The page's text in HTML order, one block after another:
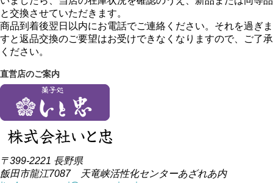
と交換させていただきます。
商品到着後翌日以内にお電話でご連絡ください。それを過ぎま
すと返品交換のご要望はお受けできなくなりますので、ご了承
ください。
直営店のご案内
〒399-2221 長野県
飯田市龍江7087 天竜峡活性化センターあざれあ内